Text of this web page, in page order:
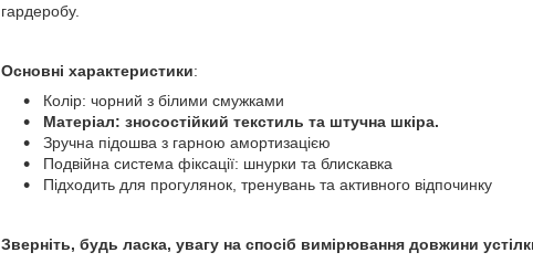
гардеробу.
Основні характеристики:
Колір: чорний з білими смужками
Матеріал: зносостійкий текстиль та штучна шкіра.
Зручна підошва з гарною амортизацією
Подвійна система фіксації: шнурки та блискавка
Підходить для прогулянок, тренувань та активного відпочинку
Зверніть, будь ласка, увагу на спосіб вимірювання довжини